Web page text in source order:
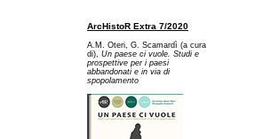
ArcHistoR Extra 7/2020
A.M. Oteri, G. Scamardì (a cura
di), Un paese ci vuole. Studi e
prospettive per i paesi
abbandonati e in via di
spopolamento